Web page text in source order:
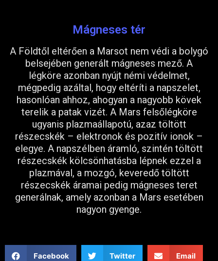
Mágneses tér
A Földtől eltérően a Marsot nem védi a bolygó
belsejében generált mágneses mező. A
légköre azonban nyújt némi védelmet,
mégpedig azáltal, hogy eltéríti a napszelet,
hasonlóan ahhoz, ahogyan a nagyobb kövek
terelik a patak vizét. A Mars felsőlégköre
ugyanis plazmaállapotú, azaz töltött
részecskék – elektronok és pozitív ionok –
elegye. A napszélben áramló, szintén töltött
részecskék kölcsönhatásba lépnek ezzel a
plazmával, a mozgó, keveredő töltött
részecskék áramai pedig mágneses teret
generálnak, amely azonban a Mars esetében
nagyon gyenge.
Facebook Twitter Email